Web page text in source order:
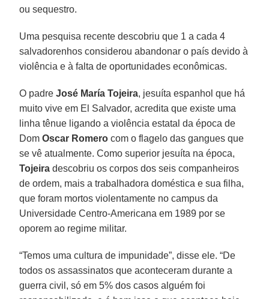
ou sequestro.
Uma pesquisa recente descobriu que 1 a cada 4
salvadorenhos considerou abandonar o país devido à
violência e à falta de oportunidades econômicas.
O padreJosé María Tojeira, jesuíta espanhol que há
muito vive em El Salvador, acredita que existe uma
linha tênue ligando a violência estatal da época de
DomOscar Romero com o flagelo das gangues que
se vê atualmente. Como superior jesuíta na época,
Tojeira descobriu os corpos dos seis companheiros
de ordem, mais a trabalhadora doméstica e sua filha,
que foram mortos violentamente no campus da
Universidade Centro-Americana em 1989 por se
oporem ao regime militar.
“Temos uma cultura de impunidade”, disse ele. “De
todos os assassinatos que aconteceram durante a
guerra civil, só em 5% dos casos alguém foi